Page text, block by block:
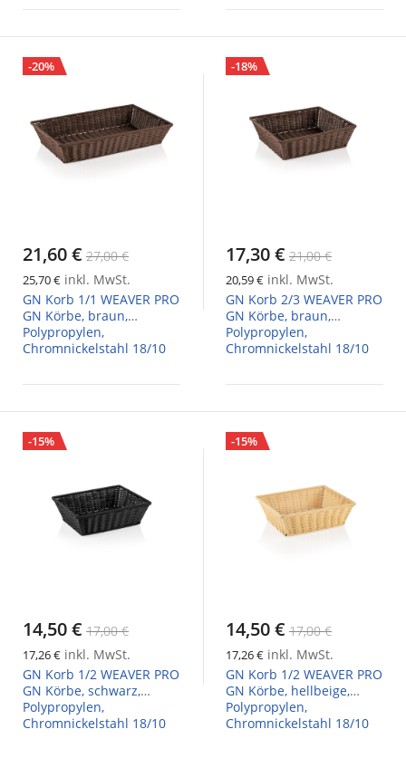
-20%
21,60 € 27,00 €
25,70 € inkl. MwSt.
GN Korb 1/1 WEAVER PRO
GN Körbe, braun,
Polypropylen,
Chromnickelstahl 18/10
-18%
17,30 € 21,00 €
20,59 € inkl. MwSt.
GN Korb 2/3 WEAVER PRO
GN Körbe, braun,
Polypropylen,
Chromnickelstahl 18/10
-15%
14,50 € 17,00 €
17,26 € inkl. MwSt.
GN Korb 1/2 WEAVER PRO
GN Körbe, schwarz,
Polypropylen,
Chromnickelstahl 18/10
-15%
14,50 € 17,00 €
17,26 € inkl. MwSt.
GN Korb 1/2 WEAVER PRO
GN Körbe, hellbeige,
Polypropylen,
Chromnickelstahl 18/10